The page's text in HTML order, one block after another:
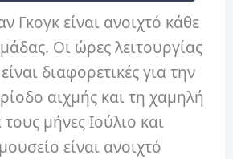
Γκογκ είναι ανοιχτό κάθε
Οι ώρες λειτουργίας
διαφορετικές για την
αιχμής και τη χαμηλή
μήνες Ιούλιο και
είναι ανοιχτό